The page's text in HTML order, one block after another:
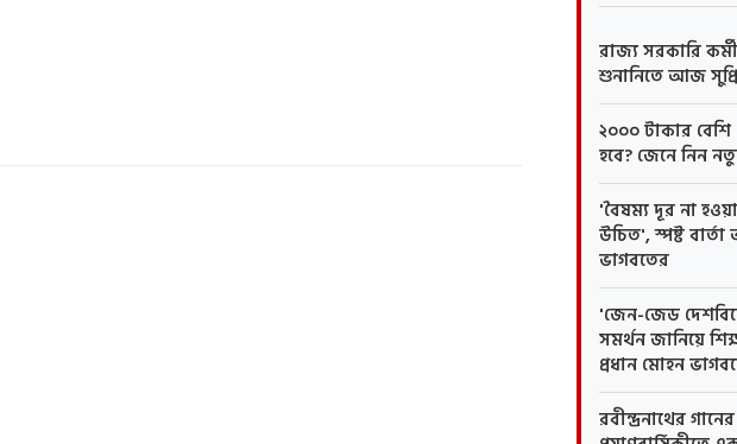
রাজ্য সরকারি
শুনানিতে আজ
২০০০ টাকার বেশি
হবে? জেনে নিন
'বৈষম্য দূর না
উচিত', স্পষ্ট
ভাগবতের
'জেন-জেড
সমর্থন জানিয়ে
প্রধান মোহন
রবীন্দ্রনাথের